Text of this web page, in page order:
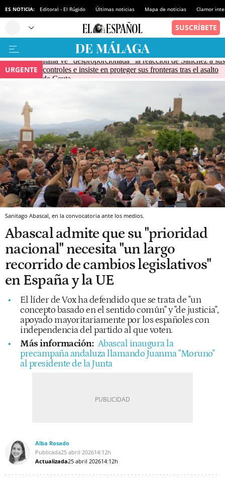
ES NOTICIA: Editoral - El Rúgido Últimas noticias Mapa de noticias Clamor
URGENTE
Italia ve "desproporcionada" la reacción de Sánchez a sus
controles e insiste en proteger sus fronteras tras el asalto
de Ceuta
Sanitago Abascal, en la convocatoria ante los medios.
Abascal admite que su "prioridad
nacional" necesita "un largo
recorrido de cambios legislativos"
en España y la UE
El líder de Vox ha defendido que se trata de "un
concepto basado en el sentido común" y "de justicia",
apoyado mayoritariamente por los españoles con
independencia del partido al que voten.
Más información: Abascal inaugura la
precampaña andaluza llamando Juanma "Moruno"
al presidente de la Junta
Alba Rosado
Publicada25 abril 202614:12h
Actualizada25 abril 202614:12h